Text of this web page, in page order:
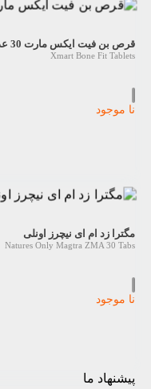
قرص بن فیت ایکس مارت 30 عددی
Xmart Bone Fit Tablets
نا موجود
مگترا زد ام ای نیچرز اونلی
Natures Only Magtra ZMA 30 Tabs
نا موجود
پیشنهاد ما